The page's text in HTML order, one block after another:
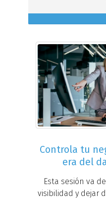
Controla tu
era del
Esta sesión va
visibilidad y dejar